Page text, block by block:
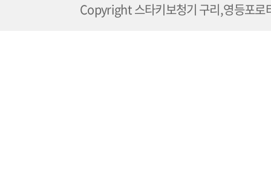
Copyright 스타키보청기 구리,영등포로